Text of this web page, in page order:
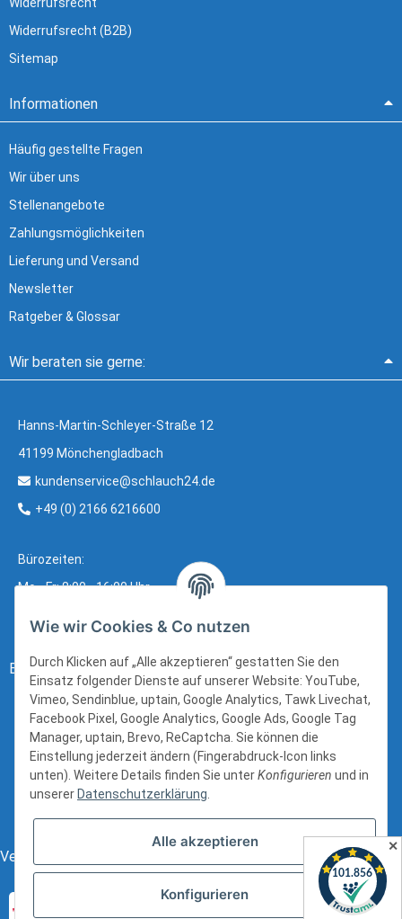
Widerrufsrecht (B2B)
Sitemap
Informationen
Häufig gestellte Fragen
Wir über uns
Stellenangebote
Zahlungsmöglichkeiten
Lieferung und Versand
Newsletter
Ratgeber & Glossar
Wir beraten sie gerne:
Hanns-Martin-Schleyer-Straße 12
41199 Mönchengladbach
kundenservice@schlauch24.de
+49 (0) 2166 6216600
Bürozeiten:
Mo - Fr: 8:00 - 16:00 Uhr
Bezahlung:
Versand:
Wie wir Cookies & Co nutzen
Durch Klicken auf „Alle akzeptieren“ gestatten Sie den
Einsatz folgender Dienste auf unserer Website: YouTube,
Vimeo, Sendinblue, uptain, Google Analytics, Tawk Livechat,
Facebook Pixel, Google Analytics, Google Ads, Google Tag
Manager, uptain, Brevo, ReCaptcha. Sie können die
Einstellung jederzeit ändern (Fingerabdruck-Icon links
unten). Weitere Details finden Sie unterKonfigurieren und in
unserer Datenschutzerklärung.
Alle akzeptieren
Konfigurieren
✕